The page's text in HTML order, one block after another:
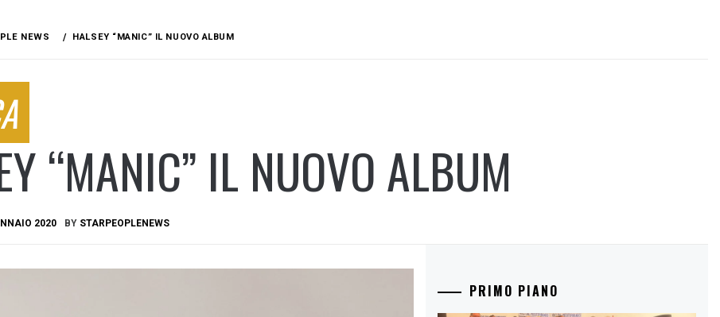
NEWS HALSEY “MANIC” IL NUOVO ALBUM
“MANIC” IL NUOVO ALBUM
2020 BY STARPEOPLENEWS
PRIMO PIANO